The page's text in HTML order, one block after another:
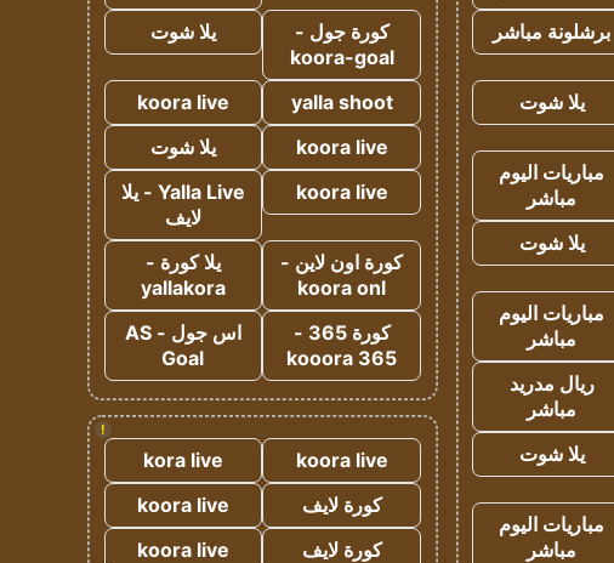
برشلونة مباشر
يلا شوت
مباريات اليوم
مباشر
يلا شوت
مباريات اليوم
مباشر
ريال مدريد
مباشر
يلا شوت
مباريات اليوم
مباشر
كورة جول -
koora-goal
يلا شوت
yalla shoot
koora live
koora live
يلا شوت
koora live
Yalla Live - يلا
لايف
كورة اون لاين -
koora onl
يلا كورة -
yallakora
كورة 365 -
kooora 365
اس جول - AS
Goal
!
koora live
kora live
كورة لايف
koora live
كورة لايف
koora live